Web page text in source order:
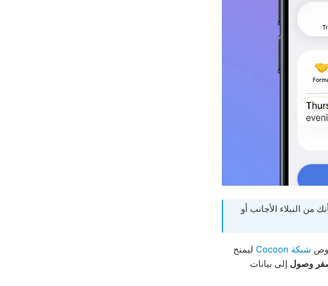
من النبلاء الأجانب أو
شبكة Cocoon
ليمنح
وصول إلى بيانات